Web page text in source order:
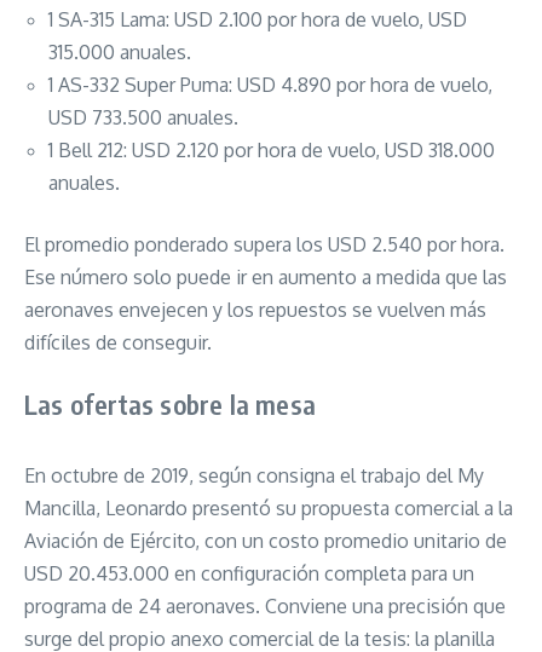
1 SA-315 Lama: USD 2.100 por hora de vuelo, USD
315.000 anuales.
1 AS-332 Super Puma: USD 4.890 por hora de vuelo,
USD 733.500 anuales.
1 Bell 212: USD 2.120 por hora de vuelo, USD 318.000
anuales.
El promedio ponderado supera los USD 2.540 por hora.
Ese número solo puede ir en aumento a medida que las
aeronaves envejecen y los repuestos se vuelven más
difíciles de conseguir.
Las ofertas sobre la mesa
En octubre de 2019, según consigna el trabajo del My
Mancilla, Leonardo presentó su propuesta comercial a la
Aviación de Ejército, con un costo promedio unitario de
USD 20.453.000 en configuración completa para un
programa de 24 aeronaves. Conviene una precisión que
surge del propio anexo comercial de la tesis: la planilla